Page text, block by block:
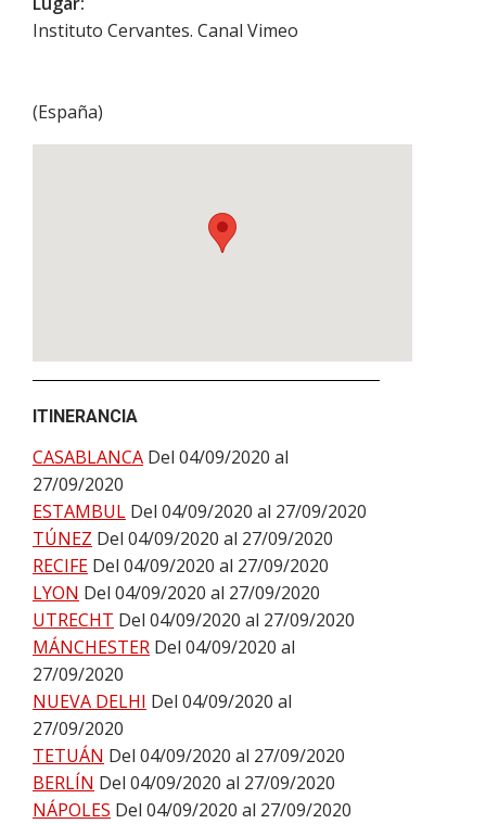
Instituto Cervantes. Canal Vimeo
(España)
ITINERANCIA
CASABLANCA Del 04/09/2020 al
27/09/2020
ESTAMBUL Del 04/09/2020 al 27/09/2020
TÚNEZ Del 04/09/2020 al 27/09/2020
RECIFE Del 04/09/2020 al 27/09/2020
LYON Del 04/09/2020 al 27/09/2020
UTRECHT Del 04/09/2020 al 27/09/2020
MÁNCHESTER Del 04/09/2020 al
27/09/2020
NUEVA DELHI Del 04/09/2020 al
27/09/2020
TETUÁN Del 04/09/2020 al 27/09/2020
BERLÍN Del 04/09/2020 al 27/09/2020
NÁPOLES Del 04/09/2020 al 27/09/2020